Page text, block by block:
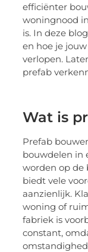
efficiënter
woningnood
is. In deze
en hoe je
verlopen.
prefab
Wat is
Prefab
bouwdelen in
worden op de
biedt vele
aanzienlijk.
woning of
fabriek is
constant,